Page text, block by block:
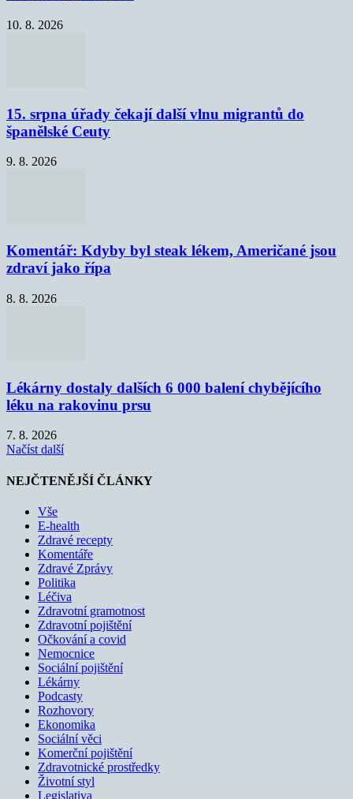
10. 8. 2026
15. srpna úřady čekají další vlnu migrantů do
španělské Ceuty
9. 8. 2026
Komentář: Kdyby byl steak lékem, Američané jsou
zdraví jako řípa
8. 8. 2026
Lékárny dostaly dalších 6 000 balení chybějícího
léku na rakovinu prsu
7. 8. 2026
Načíst další
NEJČTENĚJŠÍ ČLÁNKY
Vše
E-health
Zdravé recepty
Komentáře
Zdravé Zprávy
Politika
Léčiva
Zdravotní gramotnost
Zdravotní pojištění
Očkování a covid
Nemocnice
Sociální pojištění
Lékárny
Podcasty
Rozhovory
Ekonomika
Sociální věci
Komerční pojištění
Zdravotnické prostředky
Životní styl
Legislativa